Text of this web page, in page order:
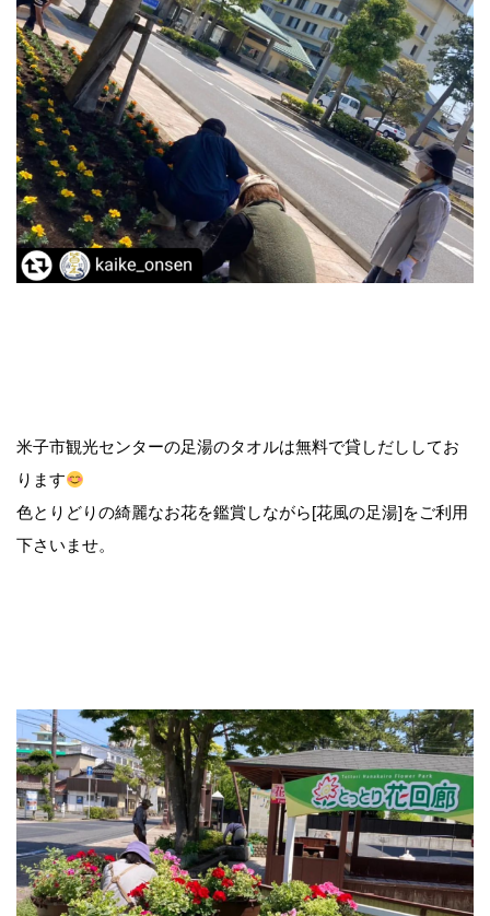
米子市観光センターの足湯のタオルは無料で貸しだししてお
ります
色とりどりの綺麗なお花を鑑賞しながら[花風の足湯]をご利用
下さいませ。